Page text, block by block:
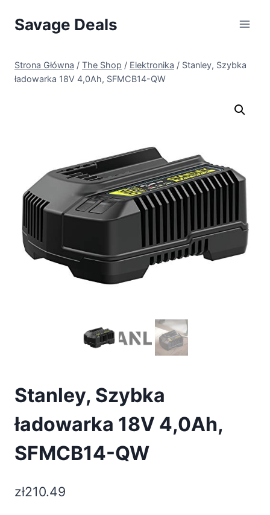
Savage Deals
Strona Główna / The Shop / Elektronika / Stanley, Szybka
ładowarka 18V 4,0Ah, SFMCB14-QW
Stanley, Szybka
ładowarka 18V 4,0Ah,
SFMCB14-QW
zł210.49